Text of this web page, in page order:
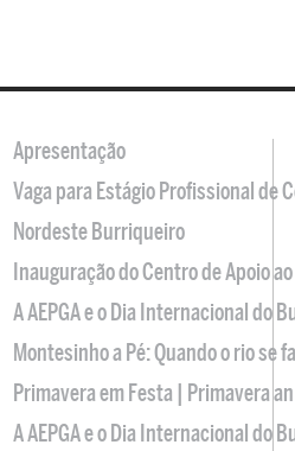
Apresentação
Vaga para Estágio Profissional de
Nordeste Burriqueiro
Inauguração do Centro de Apoio
A AEPGA e o Dia Internacional do
Montesinho a Pé: Quando o rio se
Primavera em Festa | Primavera
A AEPGA e o Dia Internacional do